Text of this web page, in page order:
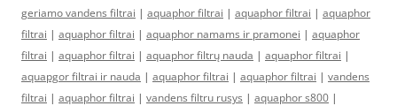
geriamo vandens filtrai | aquaphor filtrai | aquaphor filtrai | aquaphor
filtrai | aquaphor filtrai | aquaphor namams ir pramonei | aquaphor
filtrai | aquaphor filtrai | aquaphor filtrų nauda | aquaphor filtrai |
aquapgor filtrai ir nauda | aquaphor filtrai | aquaphor filtrai | vandens
filtrai | aquaphor filtrai | vandens filtru rusys | aquaphor s800 |